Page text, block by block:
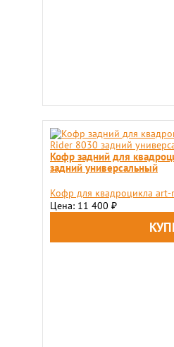
Кофр задний для
задний универсальный
Кофр для квадроцикла
Цена: 11 400 ₽